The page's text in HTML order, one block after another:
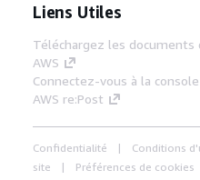
Liens Utiles
Téléchargez les documents
AWS
Connectez-vous à la console
AWS re:Post
Confidentialité
Conditions
site
Préférences de cookies